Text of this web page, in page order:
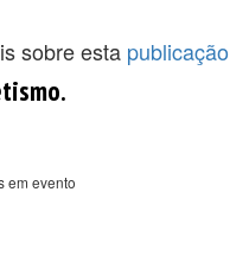
sobre esta publicação
em evento